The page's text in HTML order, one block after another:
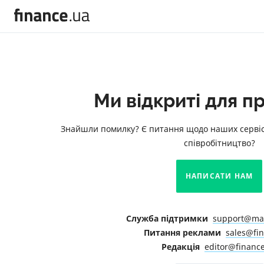
Ми відкриті для
Знайшли помилку? Є питання щодо наших
співробітництво?
НАПИСАТИ НАМ
Служба підтримки
Питання реклами
Редакція